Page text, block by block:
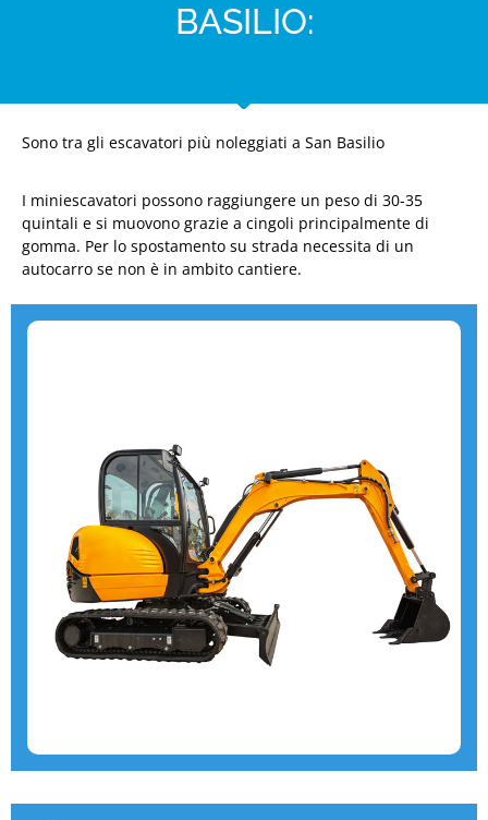
BASILIO:
Sono tra gli escavatori più noleggiati a San Basilio
I miniescavatori possono raggiungere un peso di 30-35
quintali e si muovono grazie a cingoli principalmente di
gomma. Per lo spostamento su strada necessita di un
autocarro se non è in ambito cantiere.